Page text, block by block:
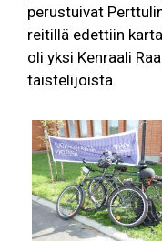
perustuivat
reitillä edettiin
oli yksi Kenraali
taistelijoista.